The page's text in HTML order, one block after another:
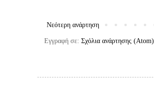
Νεότερη ανάρτηση
Εγγραφή σε: Σχόλια ανάρτησης (Atom)